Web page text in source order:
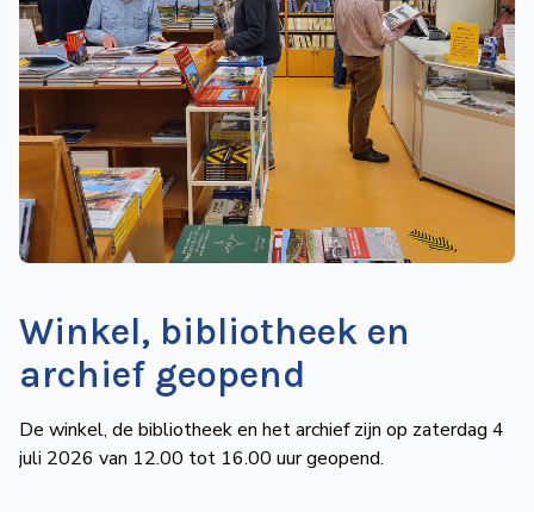
Over
de
NVBS
Wegwijzer
Mijn
NVBS
Winkel, bibliotheek en
archief geopend
De winkel, de bibliotheek en het archief zijn op zaterdag 4
juli 2026 van 12.00 tot 16.00 uur geopend.